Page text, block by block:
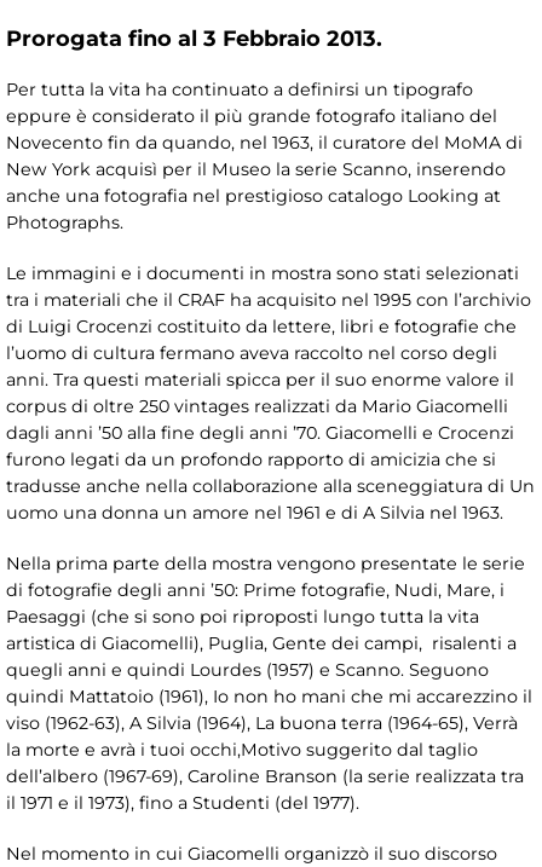
Prorogata fino al 3 Febbraio 2013.
Per tutta la vita ha continuato a definirsi un tipografo
eppure è considerato il più grande fotografo italiano del
Novecento fin da quando, nel 1963, il curatore del MoMA di
New York acquisì per il Museo la serie Scanno, inserendo
anche una fotografia nel prestigioso catalogo Looking at
Photographs.
Le immagini e i documenti in mostra sono stati selezionati
tra i materiali che il CRAF ha acquisito nel 1995 con l’archivio
di Luigi Crocenzi costituito da lettere, libri e fotografie che
l’uomo di cultura fermano aveva raccolto nel corso degli
anni. Tra questi materiali spicca per il suo enorme valore il
corpus di oltre 250 vintages realizzati da Mario Giacomelli
dagli anni ’50 alla fine degli anni ’70. Giacomelli e Crocenzi
furono legati da un profondo rapporto di amicizia che si
tradusse anche nella collaborazione alla sceneggiatura di Un
uomo una donna un amore nel 1961 e di A Silvia nel 1963.
Nella prima parte della mostra vengono presentate le serie
di fotografie degli anni ’50: Prime fotografie, Nudi, Mare, i
Paesaggi (che si sono poi riproposti lungo tutta la vita
artistica di Giacomelli), Puglia, Gente dei campi, risalenti a
quegli anni e quindi Lourdes (1957) e Scanno. Seguono
quindi Mattatoio (1961), Io non ho mani che mi accarezzino il
viso (1962-63), A Silvia (1964), La buona terra (1964-65), Verrà
la morte e avrà i tuoi occhi,Motivo suggerito dal taglio
dell’albero (1967-69), Caroline Branson (la serie realizzata tra
il 1971 e il 1973), fino a Studenti (del 1977).
Nel momento in cui Giacomelli organizzò il suo discorso